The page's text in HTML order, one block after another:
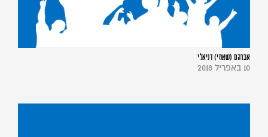
אברהם (שאמי) דניאלי
10 באפריל 2018